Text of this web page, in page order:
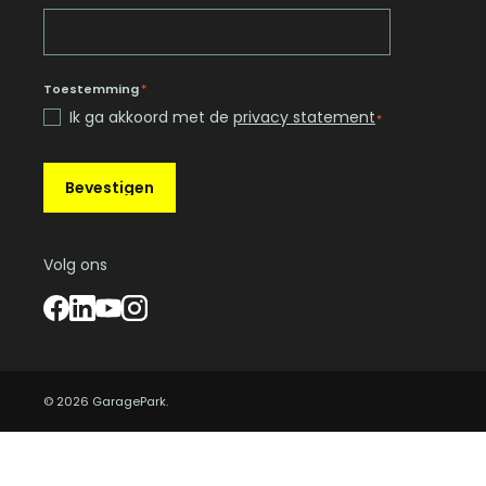
Toestemming*
Ik ga akkoord met de privacy statement*
Bevestigen
Volg ons
© 2026 GaragePark.